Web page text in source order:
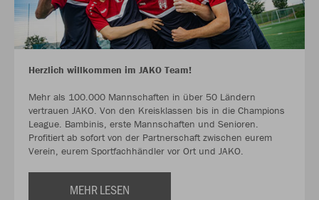
Herzlich willkommen im JAKO Team!
Mehr als 100.000 Mannschaften in über 50 Ländern
vertrauen JAKO. Von den Kreisklassen bis in die Champions
League. Bambinis, erste Mannschaften und Senioren.
Profitiert ab sofort von der Partnerschaft zwischen eurem
Verein, eurem Sportfachhändler vor Ort und JAKO.
MEHR LESEN